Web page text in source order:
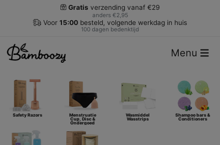
Gratis verzending vanaf €29
anders €2,95
Voor 15:00 besteld, volgende werkdag in huis
100 dagen bedenktijd
Menu
Safety Razors Menstruatie
Cup, Disc &
Ondergoed
Wasmiddel
Wasstrips
Shampoo bars &
Conditioners